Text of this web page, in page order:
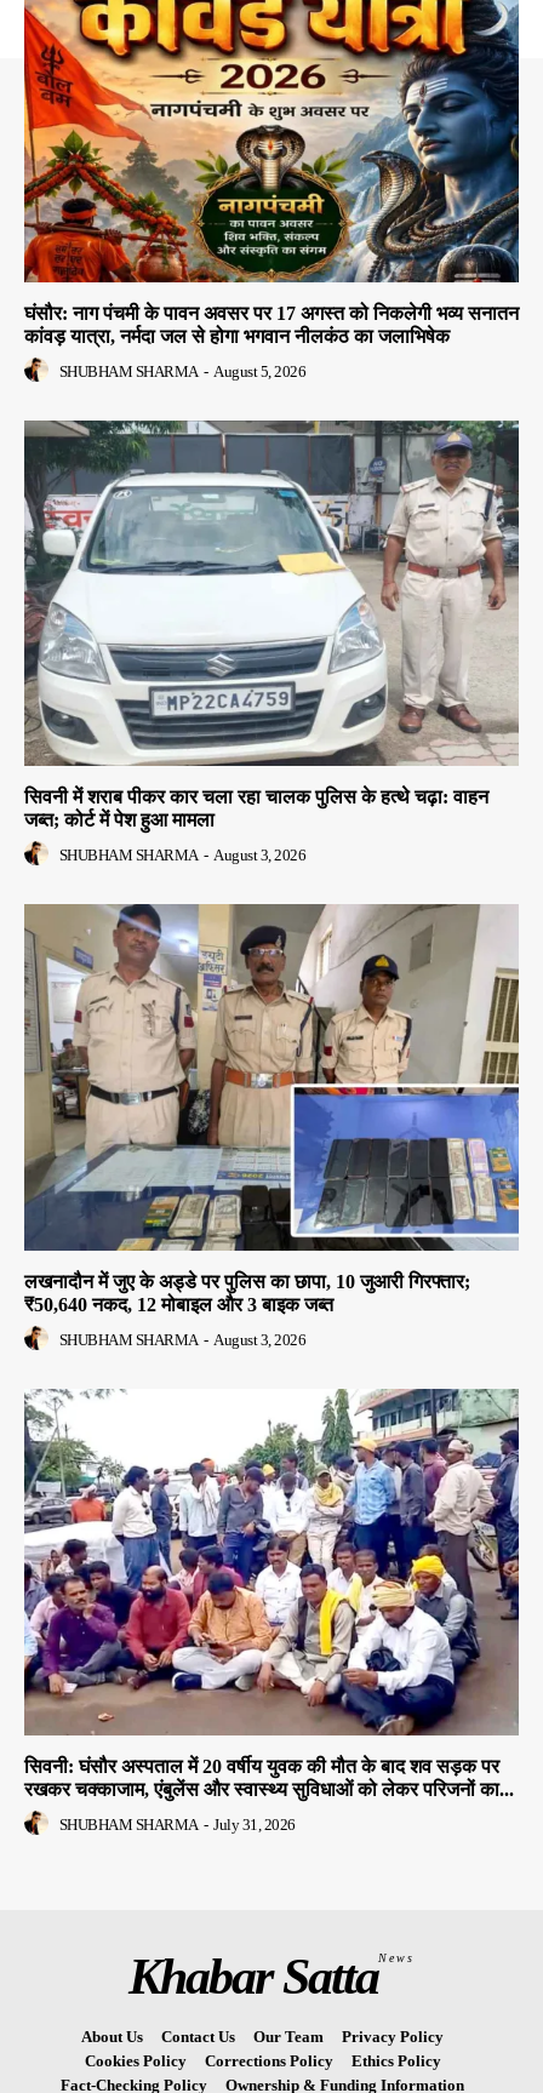
घंसौर: नाग पंचमी के पावन अवसर पर 17 अगस्त को निकलेगी भव्य सनातन
कांवड़ यात्रा, नर्मदा जल से होगा भगवान नीलकंठ का जलाभिषेक
SHUBHAM SHARMA - August 5, 2026
सिवनी में शराब पीकर कार चला रहा चालक पुलिस के हत्थे चढ़ा: वाहन
जब्त; कोर्ट में पेश हुआ मामला
SHUBHAM SHARMA - August 3, 2026
लखनादौन में जुए के अड्डे पर पुलिस का छापा, 10 जुआरी गिरफ्तार;
₹50,640 नकद, 12 मोबाइल और 3 बाइक जब्त
SHUBHAM SHARMA - August 3, 2026
सिवनी: घंसौर अस्पताल में 20 वर्षीय युवक की मौत के बाद शव सड़क पर
रखकर चक्काजाम, एंबुलेंस और स्वास्थ्य सुविधाओं को लेकर परिजनों का...
SHUBHAM SHARMA - July 31, 2026
Khabar SattaNews
About Us Contact Us Our Team
Privacy Policy
Cookies Policy
Corrections Policy
Ethics Policy
Fact-Checking Policy
Ownership & Funding Information